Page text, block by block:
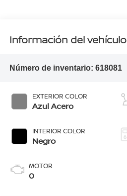
Información del vehículo
Número de inventario: 618081
EXTERIOR COLOR
Azul Acero
INTERIOR COLOR
Negro
MOTOR
0